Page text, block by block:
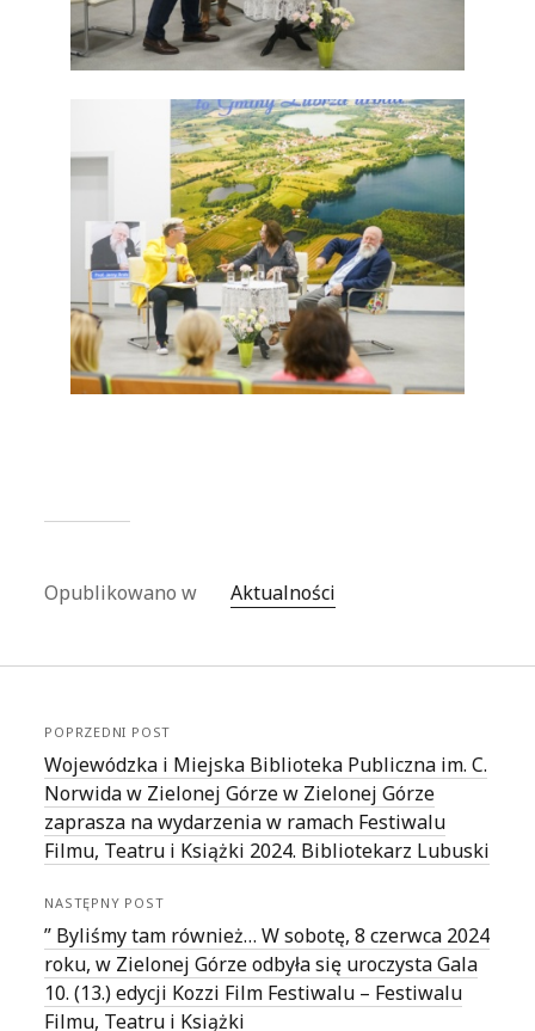
Opublikowano w Aktualności
POPRZEDNI POST
Wojewódzka i Miejska Biblioteka Publiczna im. C.
Norwida w Zielonej Górze w Zielonej Górze
zaprasza na wydarzenia w ramach Festiwalu
Filmu, Teatru i Książki 2024. Bibliotekarz Lubuski
NASTĘPNY POST
” Byliśmy tam również… W sobotę, 8 czerwca 2024
roku, w Zielonej Górze odbyła się uroczysta Gala
10. (13.) edycji Kozzi Film Festiwalu – Festiwalu
Filmu, Teatru i Książki